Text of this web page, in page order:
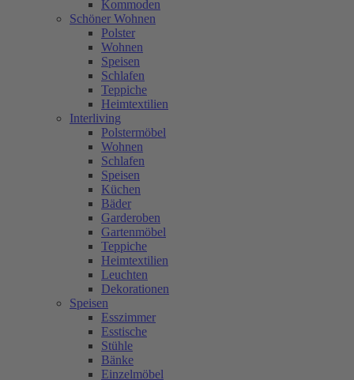
Kommoden
Schöner Wohnen
Polster
Wohnen
Speisen
Schlafen
Teppiche
Heimtextilien
Interliving
Polstermöbel
Wohnen
Schlafen
Speisen
Küchen
Bäder
Garderoben
Gartenmöbel
Teppiche
Heimtextilien
Leuchten
Dekorationen
Speisen
Esszimmer
Esstische
Stühle
Bänke
Einzelmöbel